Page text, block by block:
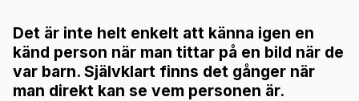
Det är inte helt enkelt att känna igen en
känd person när man tittar på en bild när de
var barn. Självklart finns det gånger när
man direkt kan se vem personen är.